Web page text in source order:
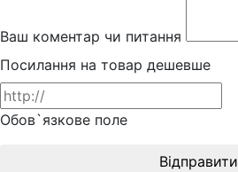
Ваш коментар чи питання
Посилання на товар дешевше
Обов`язкове поле
Відправити